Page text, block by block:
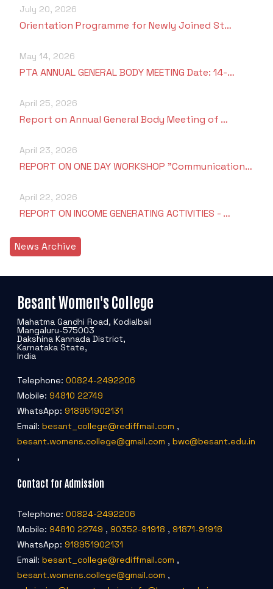
July 20, 2026
Orientation Programme for Newly Joined St…
May 14, 2026
PTA ANNUAL GENERAL BODY MEETING Date: 14-…
April 25, 2026
Report on Annual General Body Meeting of …
April 23, 2026
REPORT ON ONE DAY WORKSHOP "Communication…
April 22, 2026
REPORT ON INCOME GENERATING ACTIVITIES - …
News Archive
Besant Women's College
Mahatma Gandhi Road, Kodialbail
Mangaluru-575003
Dakshina Kannada District,
Karnataka State,
India
Telephone: 00824-2492206
Mobile: 94810 22749
WhatsApp: 918951902131
Email: besant_college@rediffmail.com ,
besant.womens.college@gmail.com , bwc@besant.edu.in
,
Contact for Admission
Telephone: 00824-2492206
Mobile: 94810 22749 , 90352-91918 , 91871-91918
WhatsApp: 918951902131
Email: besant_college@rediffmail.com ,
besant.womens.college@gmail.com ,